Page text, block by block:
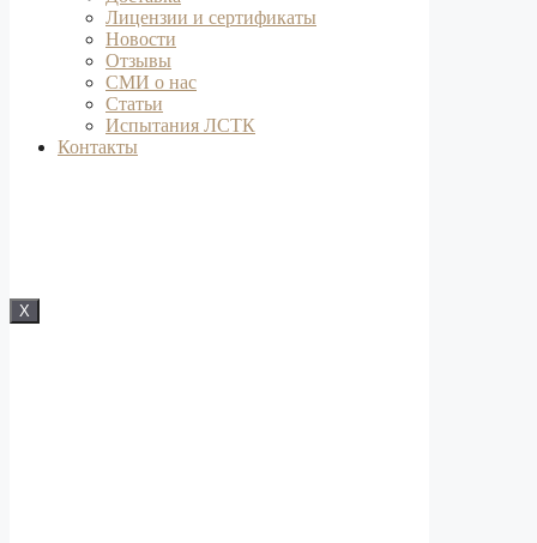
Лицензии и сертификаты
Новости
Отзывы
СМИ о нас
Статьи
Испытания ЛСТК
Контакты
X